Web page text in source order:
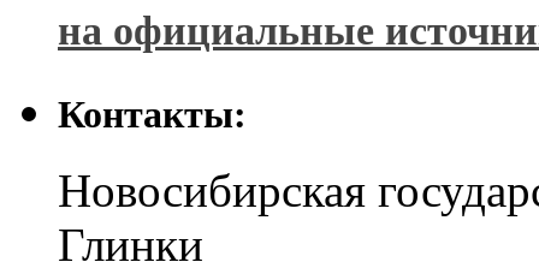
на официальные
Контакты:
Новосибирская
Глинки